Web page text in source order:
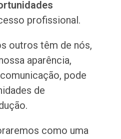
profissional.
outros têm de nós,
aparência,
pode
de
como uma